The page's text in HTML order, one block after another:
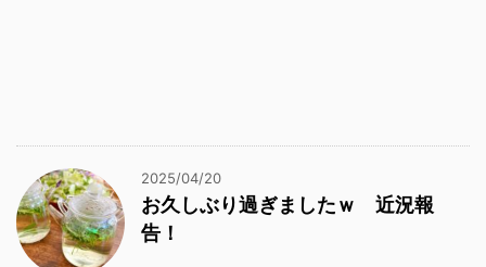
2025/04/20
お久しぶり過ぎましたｗ 近況報
告！